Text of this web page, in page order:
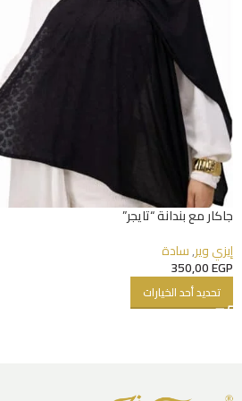
جاكار مع بندانة “تايجر”
إيزي وير,سادة
350,00EGP
تحديد أحد الخيارات